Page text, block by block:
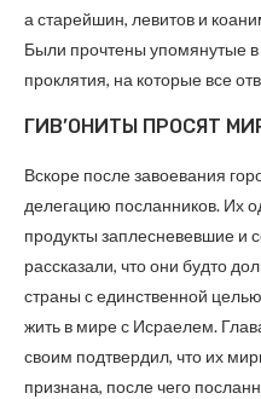
а старейшин, левитов и
Были прочтены упомянутые в
проклятия, на которые все
ГИВ’ОНИТЫ ПРОСЯТ
Вскоре после завоевания
делегацию посланников. Их
продукты заплесневевшие и
рассказали, что они будто
страны с единственной
жить в мире с Исраелем.
своим подтвердил, что их
признана, после чего